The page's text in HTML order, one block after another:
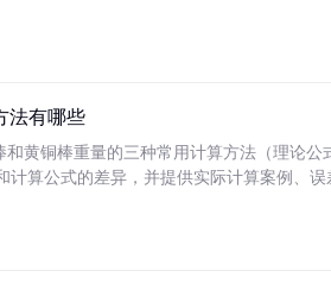
法有哪些
和黄铜棒重量的三种常用计算方法（理论
计算公式的差异，并提供实际计算案例、